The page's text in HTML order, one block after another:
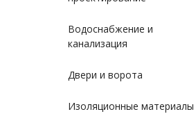
Объявления
Город: Колумбус
Водоснабжение и
канализация
Двери и ворота
Изоляционные материалы